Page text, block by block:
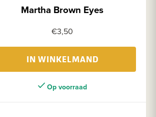
Martha Brown Eyes
€3,50
IN WINKELMAND
Op voorraad